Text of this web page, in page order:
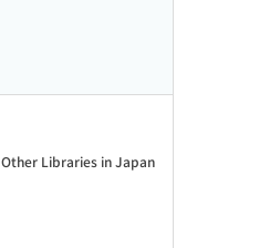
Other Libraries in Japan